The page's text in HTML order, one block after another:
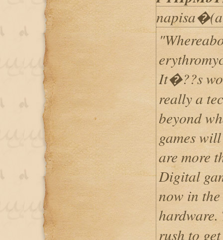
It�??s
really a
beyond
games
are more
Digital
now in
rush to